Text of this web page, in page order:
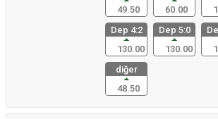
49.50
60.00
Dep 4:2
130.00
Dep 5:0
130.00
diğer
48.50